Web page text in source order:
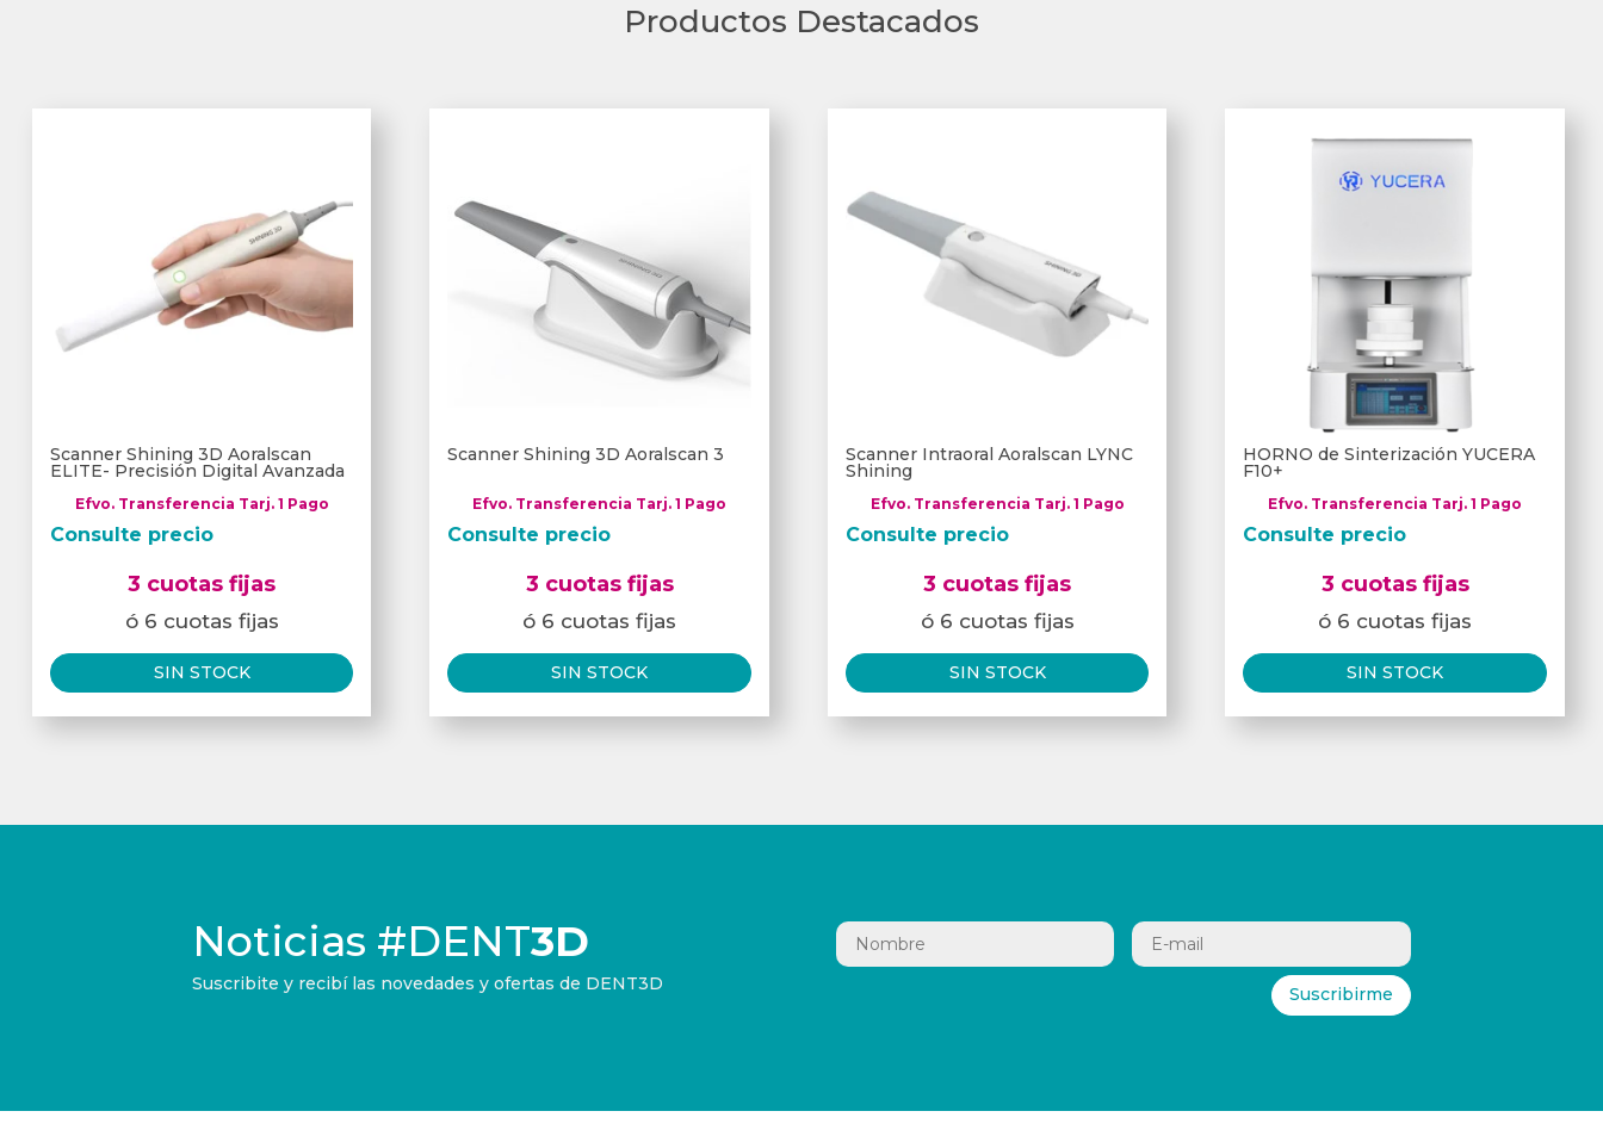
Productos Destacados
Scanner Shining 3D Aoralscan
ELITE- Precisión Digital Avanzada
Efvo. Transferencia Tarj. 1 Pago
Consulte precio
3 cuotas fijas
ó 6 cuotas fijas
SIN STOCK
Scanner Shining 3D Aoralscan 3
Efvo. Transferencia Tarj. 1 Pago
Consulte precio
3 cuotas fijas
ó 6 cuotas fijas
SIN STOCK
Scanner Intraoral Aoralscan LYNC
Shining
Efvo. Transferencia Tarj. 1 Pago
Consulte precio
3 cuotas fijas
ó 6 cuotas fijas
SIN STOCK
HORNO de Sinterización YUCERA
F10+
Efvo. Transferencia Tarj. 1 Pago
Consulte precio
3 cuotas fijas
ó 6 cuotas fijas
SIN STOCK
Noticias #DENT3D
Suscribite y recibí las novedades y ofertas de DENT3D
Suscribirme